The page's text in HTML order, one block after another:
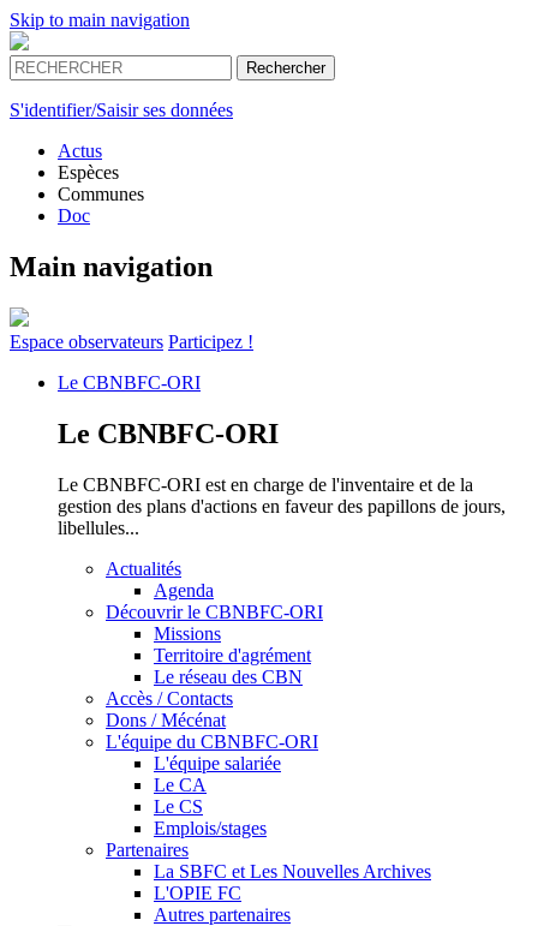
Skip to main navigation
S'identifier/Saisir ses données
Actus
Espèces
Communes
Doc
Main navigation
Espace observateurs Participez !
Le CBNBFC-ORI
Le CBNBFC-ORI
Le CBNBFC-ORI est en charge de l'inventaire et de la
gestion des plans d'actions en faveur des papillons de jours,
libellules...
Actualités
Agenda
Découvrir le CBNBFC-ORI
Missions
Territoire d'agrément
Le réseau des CBN
Accès / Contacts
Dons / Mécénat
L'équipe du CBNBFC-ORI
L'équipe salariée
Le CA
Le CS
Emplois/stages
Partenaires
La SBFC et Les Nouvelles Archives
L'OPIE FC
Autres partenaires